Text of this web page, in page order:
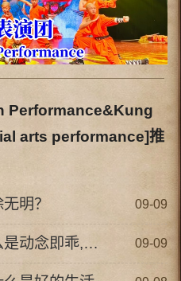
Performance&Kung
arts performance]推
明？ 09-09
即乖,一说就错 09-09